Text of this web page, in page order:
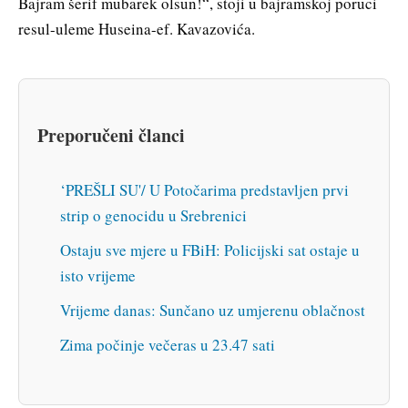
resul-uleme Huseina-ef. Kavazovića.
Preporučeni članci
‘PREŠLI SU'/ U Potočarima predstavljen prvi
strip o genocidu u Srebrenici
Ostaju sve mjere u FBiH: Policijski sat ostaje u
isto vrijeme
Vrijeme danas: Sunčano uz umjerenu oblačnost
Zima počinje večeras u 23.47 sati